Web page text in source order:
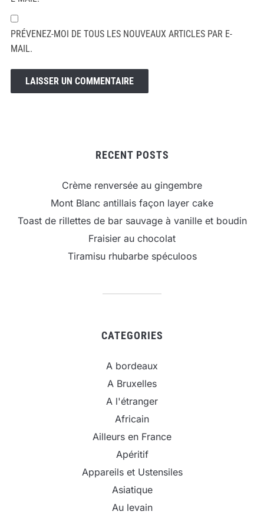
PRÉVENEZ-MOI DE TOUS LES NOUVEAUX ARTICLES PAR E-
MAIL.
RECENT POSTS
Crème renversée au gingembre
Mont Blanc antillais façon layer cake
Toast de rillettes de bar sauvage à vanille et boudin
Fraisier au chocolat
Tiramisu rhubarbe spéculoos
CATEGORIES
A bordeaux
A Bruxelles
A l'étranger
Africain
Ailleurs en France
Apéritif
Appareils et Ustensiles
Asiatique
Au levain